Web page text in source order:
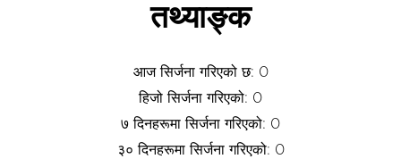
तथ्याङ्क
आज सिर्जना गरिएको छ: 0
हिजो सिर्जना गरिएको: 0
७ दिनहरूमा सिर्जना गरिएको: 0
३० दिनहरूमा सिर्जना गरिएको: 0